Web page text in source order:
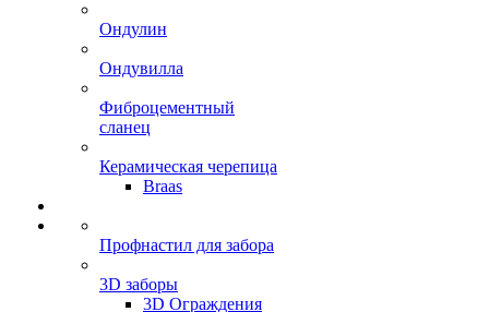
Ондулин
Ондувилла
Фиброцементный
сланец
Керамическая черепица
Braas
Профнастил для забора
3D заборы
3D Ограждения